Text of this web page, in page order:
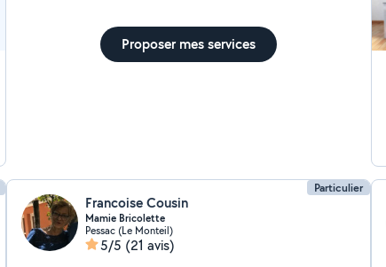
Proposer mes services
Particulier
Francoise Cousin
Mamie Bricolette
Pessac (Le Monteil)
5/5 (21 avis)